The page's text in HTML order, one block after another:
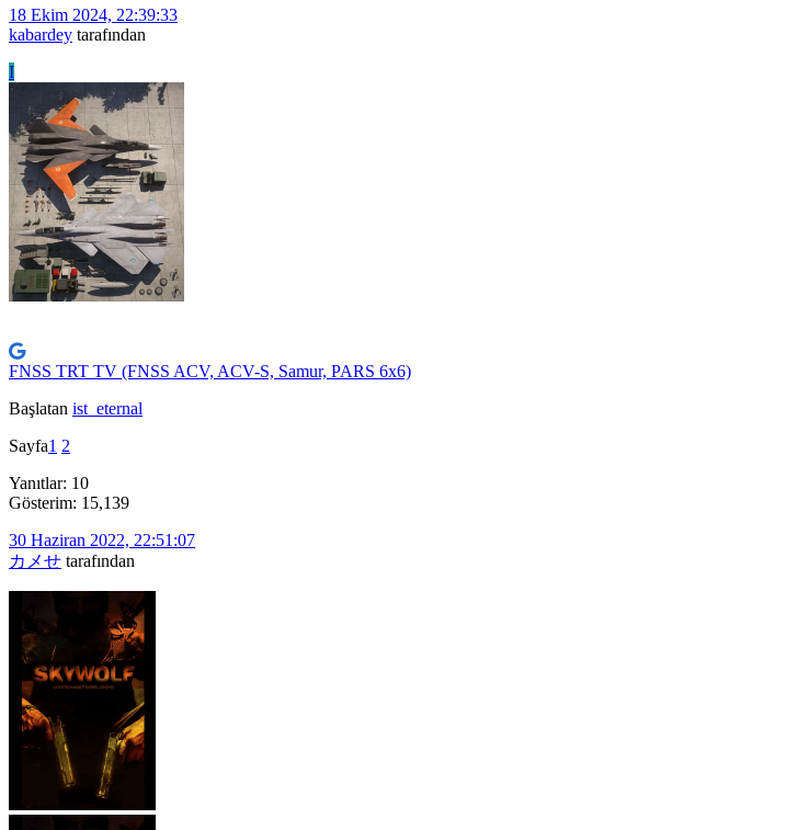
18 Ekim 2024, 22:39:33
kabardey tarafından
I
FNSS TRT TV (FNSS ACV, ACV-S, Samur, PARS 6x6)
Başlatan ist_eternal
Sayfa1 2
Yanıtlar: 10
Gösterim: 15,139
30 Haziran 2022, 22:51:07
カメせ tarafından